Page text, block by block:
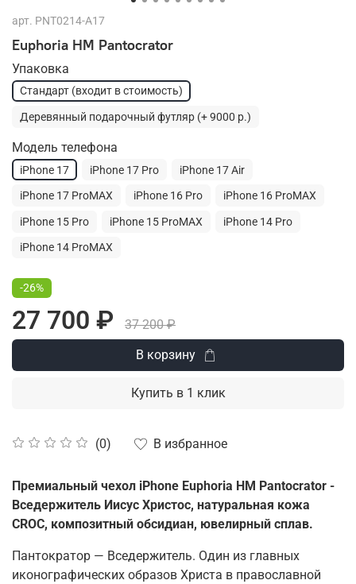
арт. PNT0214-A17
Euphoria HM Pantocrator
(0) В избранное
Упаковка
Стандарт (входит в стоимость)
Деревянный подарочный футляр (+ 9000 р.)
Модель телефона
iPhone 17 iPhone 17 Pro iPhone 17 Air
iPhone 17 ProMAX iPhone 16 Pro iPhone 16 ProMAX
iPhone 15 Pro iPhone 15 ProMAX iPhone 14 Pro
iPhone 14 ProMAX
-26%
27 700 ₽
37 200 ₽
В корзину
Купить в 1 клик
Премиальный чехол iPhone Euphoria HM Pantocrator -
Вседержитель Иисус Христос, натуральная кожа
CROC, композитный обсидиан, ювелирный сплав.
Пантократор — Вседержитель. Один из главных
иконографических образов Христа в православной